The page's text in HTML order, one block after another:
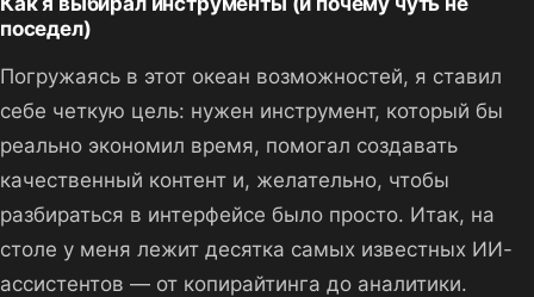
поседел)
Погружаясь в этот океан возможностей, я ставил
себе четкую цель: нужен инструмент, который бы
реально экономил время, помогал создавать
качественный контент и, желательно, чтобы
разбираться в интерфейсе было просто. Итак, на
столе у меня лежит десятка самых известных ИИ-
ассистентов — от копирайтинга до аналитики.